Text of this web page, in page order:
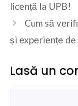
licență la UPB!
Cum să
și experiențe
Lasă un